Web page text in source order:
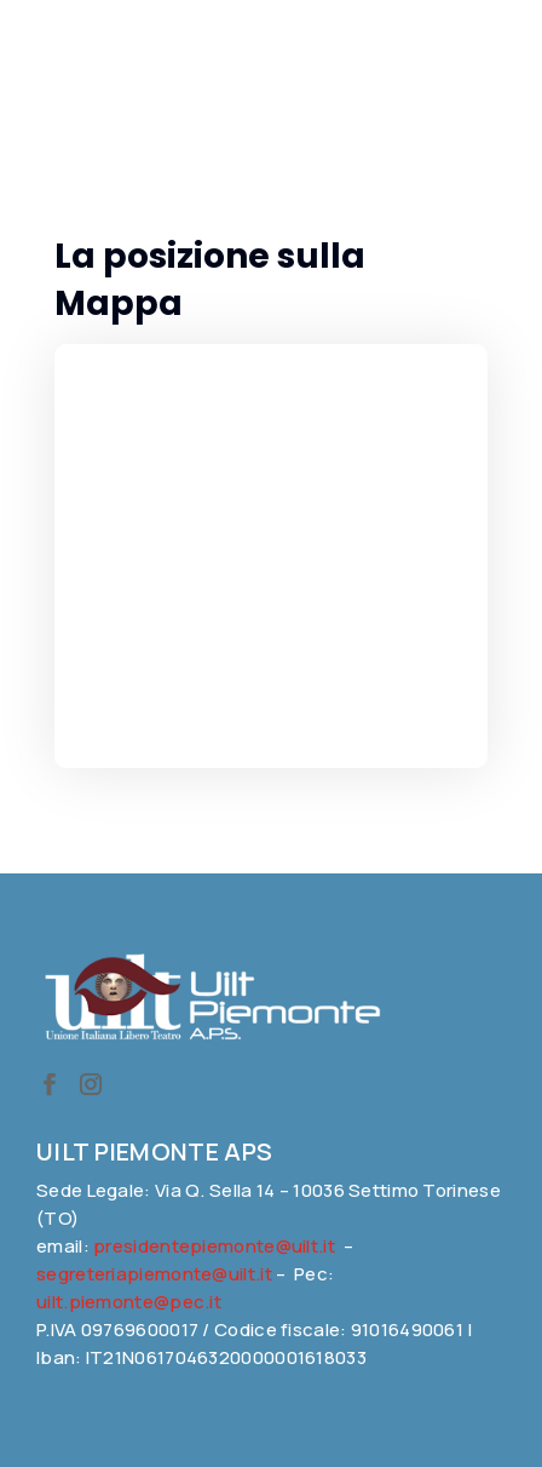
La posizione sulla
Mappa
UILT PIEMONTE APS
Sede Legale: Via Q. Sella 14 – 10036 Settimo Torinese
(TO)
email: presidentepiemonte@uilt.it–
segreteriapiemonte@uilt.it– Pec:
uilt.piemonte@pec.it
P.IVA 09769600017 / Codice fiscale: 91016490061 |
Iban: IT21N0617046320000001618033